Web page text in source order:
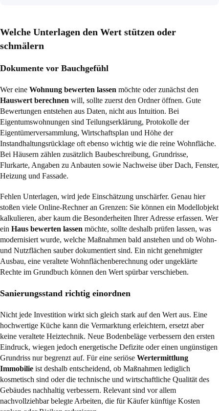
Welche Unterlagen den Wert stützen oder
schmälern
Dokumente vor Bauchgefühl
Wer eine Wohnung bewerten lassen möchte oder zunächst den
Hauswert berechnen will, sollte zuerst den Ordner öffnen. Gute
Bewertungen entstehen aus Daten, nicht aus Intuition. Bei
Eigentumswohnungen sind Teilungserklärung, Protokolle der
Eigentümerversammlung, Wirtschaftsplan und Höhe der
Instandhaltungsrücklage oft ebenso wichtig wie die reine Wohnfläche.
Bei Häusern zählen zusätzlich Baubeschreibung, Grundrisse,
Flurkarte, Angaben zu Anbauten sowie Nachweise über Dach, Fenster,
Heizung und Fassade.
Fehlen Unterlagen, wird jede Einschätzung unschärfer. Genau hier
stoßen viele Online-Rechner an Grenzen: Sie können ein Modellobjekt
kalkulieren, aber kaum die Besonderheiten Ihrer Adresse erfassen. Wer
ein Haus bewerten lassen möchte, sollte deshalb prüfen lassen, was
modernisiert wurde, welche Maßnahmen bald anstehen und ob Wohn-
und Nutzflächen sauber dokumentiert sind. Ein nicht genehmigter
Ausbau, eine veraltete Wohnflächenberechnung oder ungeklärte
Rechte im Grundbuch können den Wert spürbar verschieben.
Sanierungsstand richtig einordnen
Nicht jede Investition wirkt sich gleich stark auf den Wert aus. Eine
hochwertige Küche kann die Vermarktung erleichtern, ersetzt aber
keine veraltete Heiztechnik. Neue Bodenbeläge verbessern den ersten
Eindruck, wiegen jedoch energetische Defizite oder einen ungünstigen
Grundriss nur begrenzt auf. Für eine seriöse Wertermittlung
Immobilie ist deshalb entscheidend, ob Maßnahmen lediglich
kosmetisch sind oder die technische und wirtschaftliche Qualität des
Gebäudes nachhaltig verbessern. Relevant sind vor allem
nachvollziehbar belegte Arbeiten, die für Käufer künftige Kosten